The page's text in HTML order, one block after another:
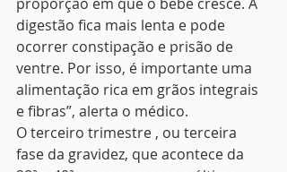
digestão fica mais lenta e pode
ocorrer constipação e prisão de
ventre. Por isso, é importante uma
alimentação rica em grãos integrais
e fibras”, alerta o médico.
O terceiro trimestre , ou terceira
fase da gravidez, que acontece da